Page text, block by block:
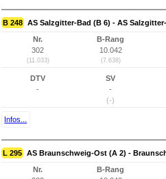
B 248 AS Salzgitter-Bad (B 6) - AS
Nr.
302
(11.033)
B-Rang
10.042
(7.638)
DTV
-
SV
-
(-)
Infos...
L 295 AS Braunschweig-Ost (A 2) -
Nr.
B-Rang